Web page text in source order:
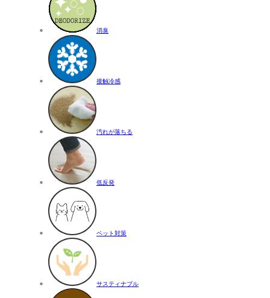
消臭
接触冷感
汚れが落ちる
低反発
ペット対策
サスティナブル